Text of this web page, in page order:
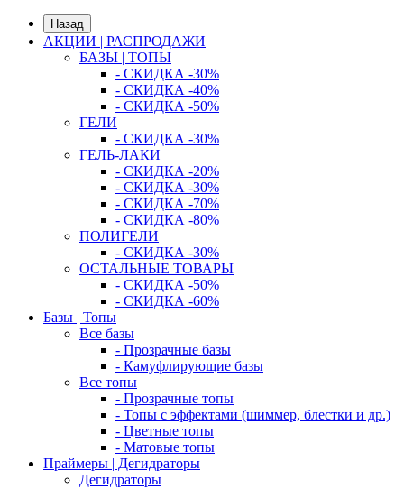
Назад
АКЦИИ | РАСПРОДАЖИ
БАЗЫ | ТОПЫ
- СКИДКА -30%
- СКИДКА -40%
- СКИДКА -50%
ГЕЛИ
- СКИДКА -30%
ГЕЛЬ-ЛАКИ
- СКИДКА -20%
- СКИДКА -30%
- СКИДКА -70%
- СКИДКА -80%
ПОЛИГЕЛИ
- СКИДКА -30%
ОСТАЛЬНЫЕ ТОВАРЫ
- СКИДКА -50%
- СКИДКА -60%
Базы | Топы
Все базы
- Прозрачные базы
- Камуфлирующие базы
Все топы
- Прозрачные топы
- Топы с эффектами (шиммер, блестки и др.)
- Цветные топы
- Матовые топы
Праймеры | Дегидраторы
Дегидраторы